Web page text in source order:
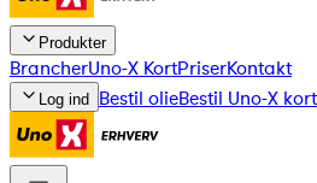
Produkter
BrancherUno-X KortPriserKontakt
Log ind Bestil olieBestil Uno-X kort